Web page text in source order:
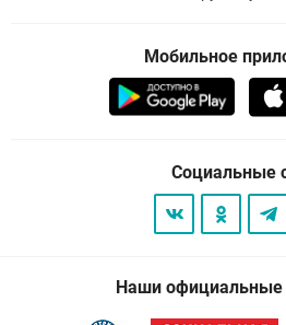
Мобильное
Социальные
Наши официальные